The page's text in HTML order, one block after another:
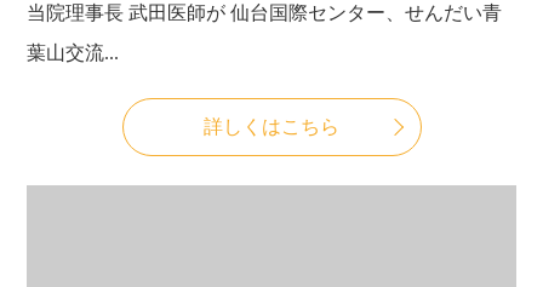
当院理事長 武田医師が 仙台国際センター、せんだい青
葉山交流...
詳しくはこちら